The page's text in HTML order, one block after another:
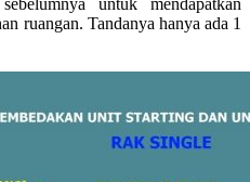
ruangan. Tandanya hanya ada 1